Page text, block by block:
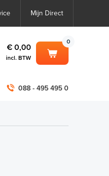
Mijn Direct
0
€ 0,00
incl. BTW
088 - 495 495 0